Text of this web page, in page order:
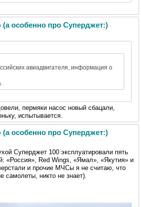
особенно про Суперджет:)
авиадвигателя, информация о
пермяки насос новый сбацали,
испытывается.
особенно про Суперджет:)
Суперджет 100 эксплуатировали пять
«Россия», Red Wings, «Ямал», «Якутия» и
и прочие МЧСы я не считаю, что
самолеты, никто не знает).